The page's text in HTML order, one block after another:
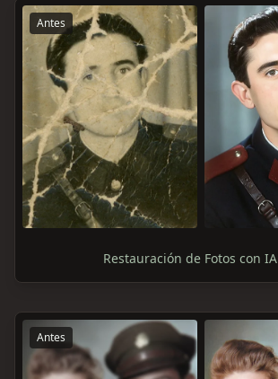
Antes
Restauración de Fotos con IA
Antes